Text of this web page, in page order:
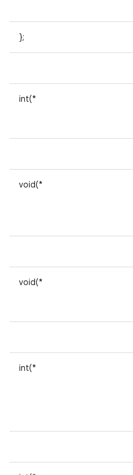
};
int(*
void(*
void(*
int(*